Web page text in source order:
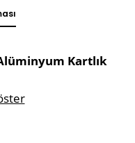
Kartlık